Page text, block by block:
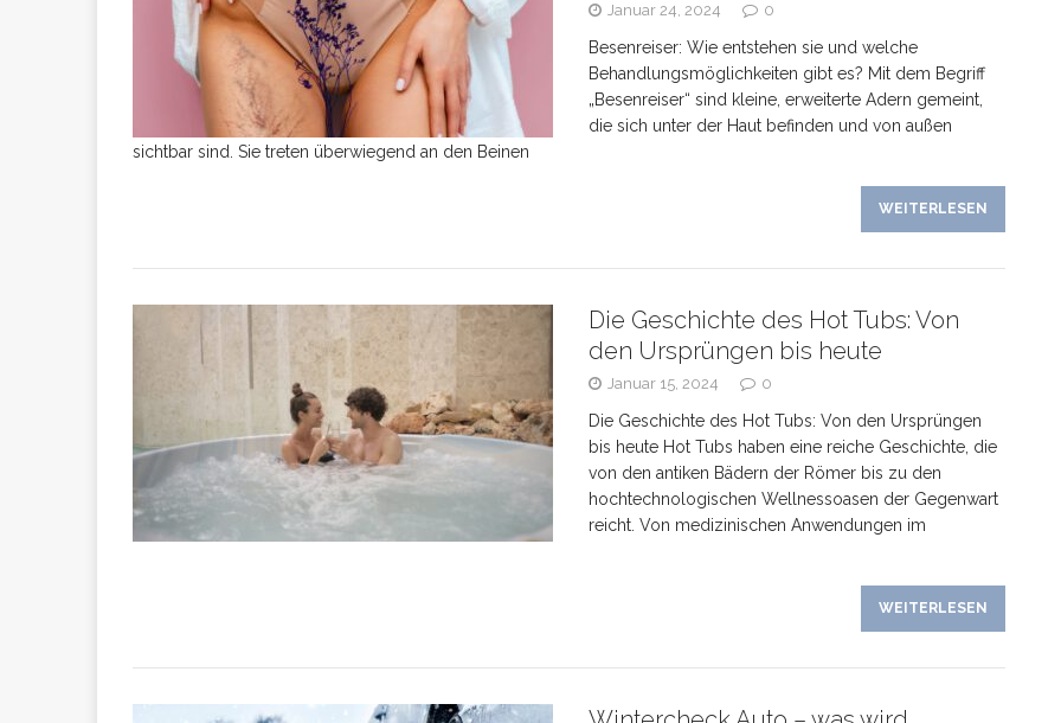
Januar 24, 2024 0
Besenreiser: Wie entstehen sie und welche
Behandlungsmöglichkeiten gibt es? Mit dem Begriff
„Besenreiser“ sind kleine, erweiterte Adern gemeint,
die sich unter der Haut befinden und von außen
sichtbar sind. Sie treten überwiegend an den Beinen
WEITERLESEN
Die Geschichte des Hot Tubs: Von
den Ursprüngen bis heute
Januar 15, 2024 0
Die Geschichte des Hot Tubs: Von den Ursprüngen
bis heute Hot Tubs haben eine reiche Geschichte, die
von den antiken Bädern der Römer bis zu den
hochtechnologischen Wellnessoasen der Gegenwart
reicht. Von medizinischen Anwendungen im
WEITERLESEN